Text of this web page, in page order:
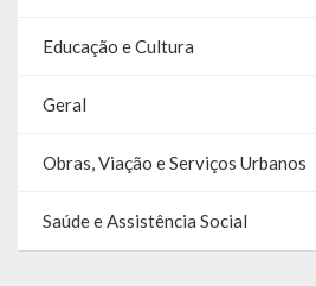
Educação e Cultura
Geral
Obras, Viação e Serviços Urbanos
Saúde e Assistência Social